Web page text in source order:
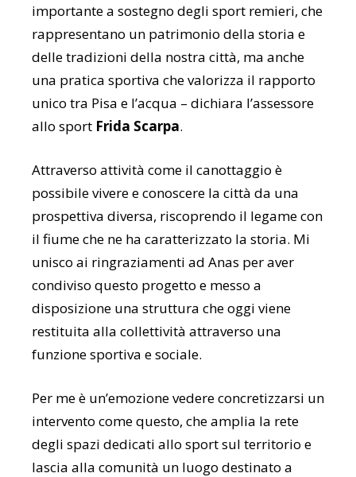
importante a sostegno degli sport remieri, che
rappresentano un patrimonio della storia e
delle tradizioni della nostra città, ma anche
una pratica sportiva che valorizza il rapporto
unico tra Pisa e l’acqua – dichiara l’assessore
allo sport Frida Scarpa.
Attraverso attività come il canottaggio è
possibile vivere e conoscere la città da una
prospettiva diversa, riscoprendo il legame con
il fiume che ne ha caratterizzato la storia. Mi
unisco ai ringraziamenti ad Anas per aver
condiviso questo progetto e messo a
disposizione una struttura che oggi viene
restituita alla collettività attraverso una
funzione sportiva e sociale.
Per me è un’emozione vedere concretizzarsi un
intervento come questo, che amplia la rete
degli spazi dedicati allo sport sul territorio e
lascia alla comunità un luogo destinato a